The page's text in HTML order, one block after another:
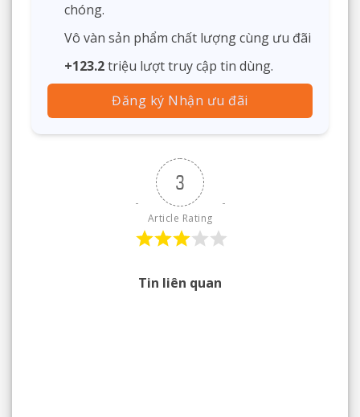
chóng.
Vô vàn sản phẩm chất lượng cùng ưu đãi
+123.2triệu lượt truy cập tin dùng.
Đăng ký Nhận ưu đãi
3
Article Rating
Tin liên quan